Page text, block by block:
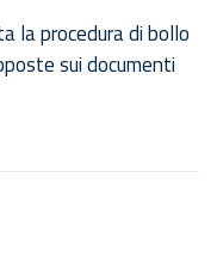
la procedura di bollo
sui documenti